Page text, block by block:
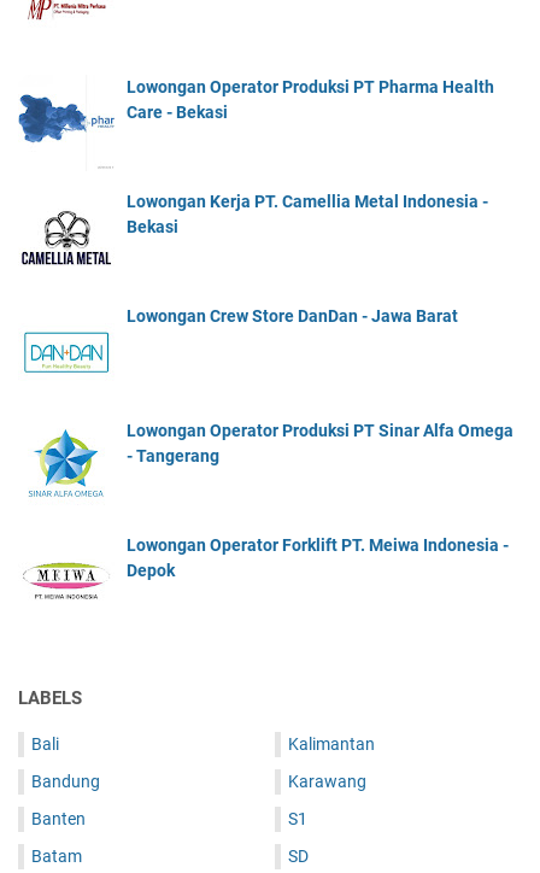
Lowongan Operator Produksi PT Pharma Health
Care - Bekasi
Lowongan Kerja PT. Camellia Metal Indonesia -
Bekasi
Lowongan Crew Store DanDan - Jawa Barat
Lowongan Operator Produksi PT Sinar Alfa Omega
- Tangerang
Lowongan Operator Forklift PT. Meiwa Indonesia -
Depok
LABELS
Bali
Bandung
Banten
Batam
Kalimantan
Karawang
S1
SD